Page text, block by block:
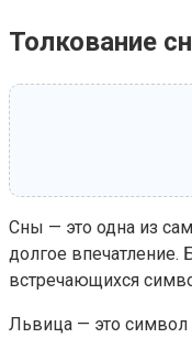
Толкование
Сны — это одна из
долгое впечатление.
встречающихся
Львица — это символ